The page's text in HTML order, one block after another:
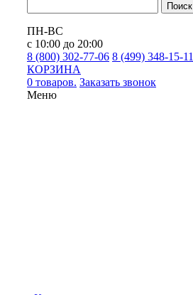
Поиск
ПН-ВС
с 10:00 до 20:00
8 (800) 302-77-06 8 (499) 348-15-11
КОРЗИНА
0 товаров. Заказать звонок
Меню